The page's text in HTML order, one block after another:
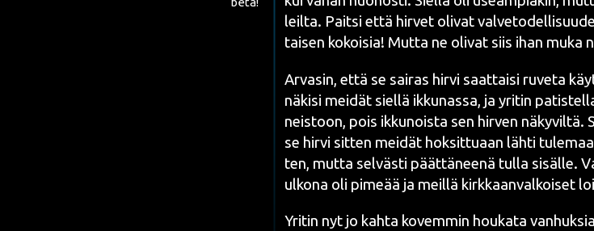
leil­ta. Pait­si että hir­vet oli­vat
tai­sen kokoi­sia! Mut­ta ne oli­vat siis ihan muka
Arva­sin, että se sai­ras hir­vi saat­tai­si ruve­ta
näki­si mei­dät siel­lä ikku­nas­sa, ja yri­tin
neis­toon, pois ikku­nois­ta sen hir­ven näky­vil­tä.
se hir­vi sit­ten mei­dät hok­sit­tu­aan läh­ti
ten, mut­ta sel­väs­ti päät­tä­nee­nä tul­la sisäl­le.
ulko­na oli pime­ää ja meil­lä kirk­kaan­val­koi­set
Yri­tin nyt jo kah­ta kovem­min hou­ka­ta